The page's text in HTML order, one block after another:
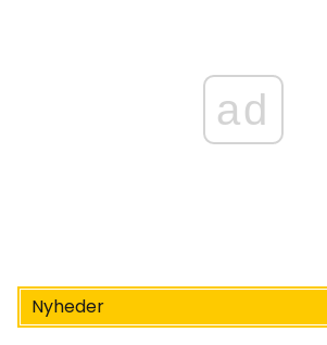
ad
Nyheder